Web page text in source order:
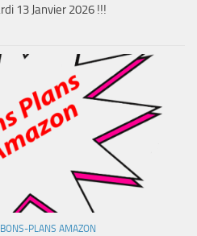
13 Janvier 2026 !!!
PLANS AMAZON